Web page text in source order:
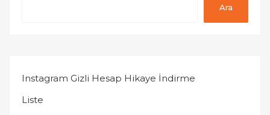
Ara
Instagram Gizli Hesap Hikaye İndirme
Liste